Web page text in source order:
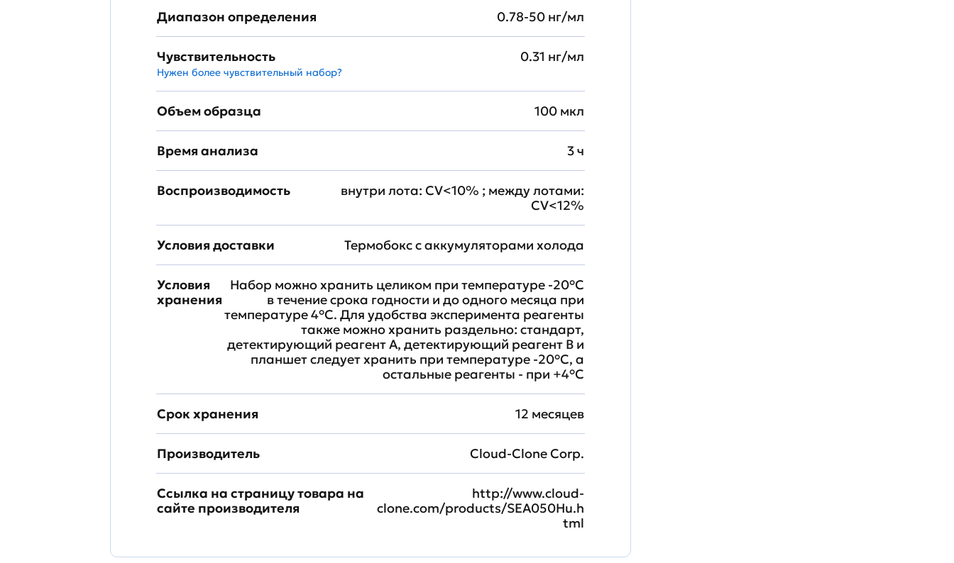
Диапазон определения 0.78-50 нг/мл
Чувствительность
Нужен более чувствительный набор?
0.31 нг/мл
Объем образца 100 мкл
Время анализа 3 ч
Воспроизводимость
внутри лота: CV<10% ; между лотами:
CV<12%
Условия доставки Термобокс с аккумуляторами холода
Условия
хранения
Набор можно хранить целиком при температуре -20°C
в течение срока годности и до одного месяца при
температуре 4°C. Для удобства эксперимента реагенты
также можно хранить раздельно: стандарт,
детектирующий реагент A, детектирующий реагент B и
планшет следует хранить при температуре -20°C, а
остальные реагенты - при +4°С
Срок хранения 12 месяцев
Производитель Cloud-Clone Corp.
Ссылка на страницу товара на
сайте производителя
http://www.cloud-
clone.com/products/SEA050Hu.h
tml